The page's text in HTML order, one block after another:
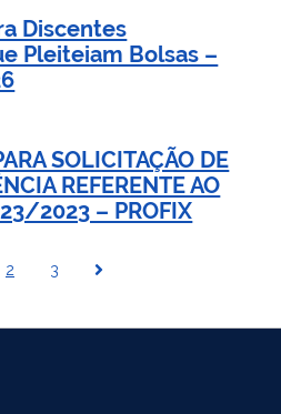
Discentes
Pleiteiam Bolsas –
SOLICITAÇÃO DE
REFERENTE AO
23/2023 – PROFIX
2 3